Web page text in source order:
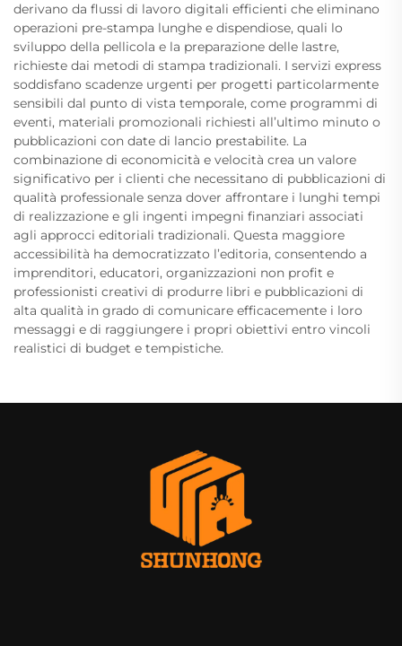
derivano da flussi di lavoro digitali efficienti che eliminano
operazioni pre-stampa lunghe e dispendiose, quali lo
sviluppo della pellicola e la preparazione delle lastre,
richieste dai metodi di stampa tradizionali. I servizi express
soddisfano scadenze urgenti per progetti particolarmente
sensibili dal punto di vista temporale, come programmi di
eventi, materiali promozionali richiesti all’ultimo minuto o
pubblicazioni con date di lancio prestabilite. La
combinazione di economicità e velocità crea un valore
significativo per i clienti che necessitano di pubblicazioni di
qualità professionale senza dover affrontare i lunghi tempi
di realizzazione e gli ingenti impegni finanziari associati
agli approcci editoriali tradizionali. Questa maggiore
accessibilità ha democratizzato l’editoria, consentendo a
imprenditori, educatori, organizzazioni non profit e
professionisti creativi di produrre libri e pubblicazioni di
alta qualità in grado di comunicare efficacemente i loro
messaggi e di raggiungere i propri obiettivi entro vincoli
realistici di budget e tempistiche.